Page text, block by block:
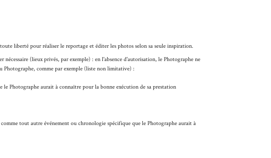
liberté pour réaliser le reportage et éditer les photos selon sa seule inspiration.
(lieux privés, par exemple) : en l'absence d'autorisation, le Photographe ne
Photographe, comme par exemple (liste non limitative) :
Photographe aurait à connaître pour la bonne exécution de sa prestation
tout autre événement ou chronologie spécifique que le Photographe aurait à